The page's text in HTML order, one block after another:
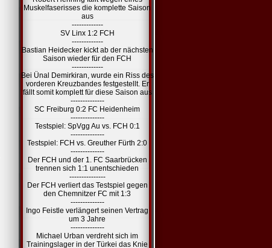
Muskelfaserisses die komplette Saison
aus
-------------
SV Linx 1:2 FCH
-------------
Bastian Heidecker kickt ab der nächsten
Saison wieder für den FCH
-------------
Bei Ünal Demirkiran, wurde ein Riss des
vorderen Kreuzbandes festgestellt. Er
fällt somit komplett für diese Saison aus
--------------
SC Freiburg 0:2 FC Heidenheim
--------------
Testspiel: SpVgg Au vs. FCH 0:1
--------------
Testspiel: FCH vs. Greuther Fürth 2:0
--------------
Der FCH und der 1. FC Saarbrücken
trennen sich 1:1 unentschieden
---------------
Der FCH verliert das Testspiel gegen
den Chemnitzer FC mit 1:3
--------------
Ingo Feistle verlängert seinen Vertrag
um 3 Jahre
--------------
Michael Urban verdreht sich im
Trainingslager in der Türkei das Knie